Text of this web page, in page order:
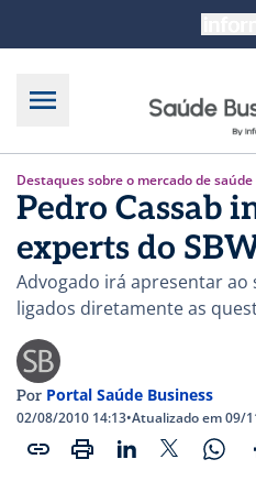
Destaques sobre o mercado de saúde
Pedro Cassab
experts do
Advogado irá apresentar
ligados diretamente as
Por Portal Saúde Business
02/08/2010 14:13•Atualizado em 09/